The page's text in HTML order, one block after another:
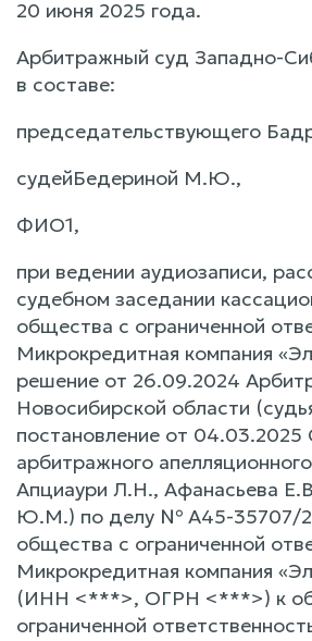
20 июня 2025 года.
Арбитражный суд Западно-
в составе:
председательствующего
судейБедериной М.Ю.,
ФИО1,
при ведении аудиозаписи,
судебном заседании
общества с ограниченной
Микрокредитная компания
решение от 26.09.2024
Новосибирской области
постановление от 04.03.2025
арбитражного
Апциаури Л.Н., Афанасьева
Ю.М.) по делу № А45-35707/
общества с ограниченной
Микрокредитная компания
(ИНН <***>, ОГРН <***>) к
ограниченной